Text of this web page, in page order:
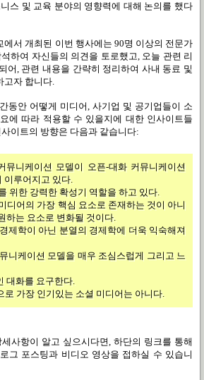
스 및 교육 분야의 영향력에 대해 논의를 했다
서 개최된 이번 행사에는 90명 이상의 전문가
하여 자신들의 의견을 토로했고, 오늘 관련 리
어, 관련 내용을 간략히 정리하여 사내 동료 및
고자 합니다.
동안 어떻게 미디어, 사기업 및 공기업들이 소
에 따라 적용할 수 있을지에 대한 인사이트들
이트의 방향은 다음과 같습니다:
뮤니케이션 모델이 오픈-대화 커뮤니케이션
이루어지고 있다.
위한 강력한 확성기 역할을 하고 있다.
디어의 가장 핵심 요소로 존재하는 것이 아니
하는 요소로 변화될 것이다.
제학이 아닌 분열의 경제학에 더욱 익숙해져
니케이션 모델을 매우 조심스럽게 그리고 느
대화를 요구한다.
로 가장 인기있는 소셜 미디어는 아니다.
사항이 알고 싶으시다면, 하단의 링크를 통해
그 포스팅과 비디오 영상을 접하실 수 있습니